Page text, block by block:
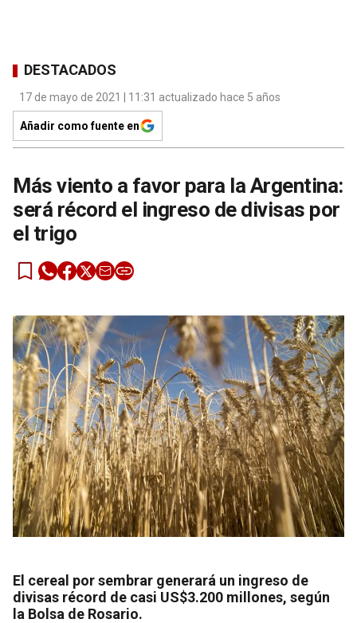
DESTACADOS
17 de mayo de 2021 | 11:31 actualizado hace 5 años
Añadir como fuente en
Más viento a favor para la Argentina:
será récord el ingreso de divisas por
el trigo
El cereal por sembrar generará un ingreso de
divisas récord de casi US$3.200 millones, según
la Bolsa de Rosario.